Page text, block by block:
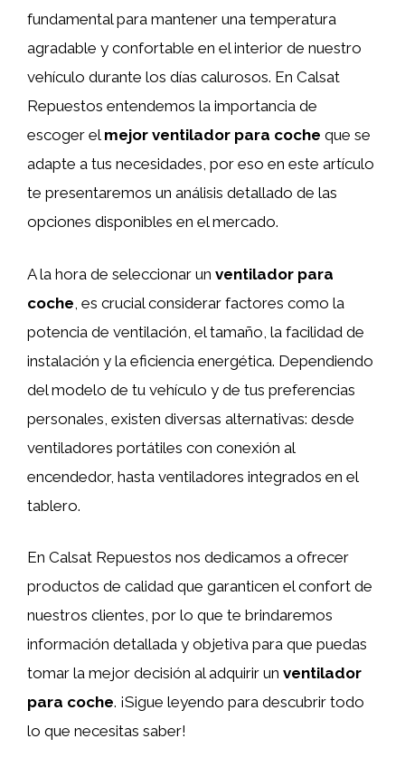
fundamental para mantener una temperatura
agradable y confortable en el interior de nuestro
vehículo durante los días calurosos. En Calsat
Repuestos entendemos la importancia de
escoger el mejor ventilador para coche que se
adapte a tus necesidades, por eso en este artículo
te presentaremos un análisis detallado de las
opciones disponibles en el mercado.
A la hora de seleccionar un ventilador para
coche , es crucial considerar factores como la
potencia de ventilación, el tamaño, la facilidad de
instalación y la eficiencia energética. Dependiendo
del modelo de tu vehículo y de tus preferencias
personales, existen diversas alternativas: desde
ventiladores portátiles con conexión al
encendedor, hasta ventiladores integrados en el
tablero.
En Calsat Repuestos nos dedicamos a ofrecer
productos de calidad que garanticen el confort de
nuestros clientes, por lo que te brindaremos
información detallada y objetiva para que puedas
tomar la mejor decisión al adquirir un ventilador
para coche. ¡Sigue leyendo para descubrir todo
lo que necesitas saber!